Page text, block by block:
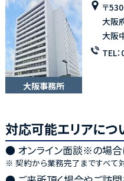
大阪事務所
〒
大阪
大阪
TEL：
対応可能エリアにつ
● オンライン面談※の場合
※ 契約から業務完了まですべて